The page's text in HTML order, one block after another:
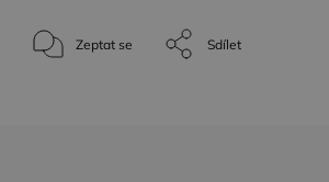
Zeptat se Sdílet